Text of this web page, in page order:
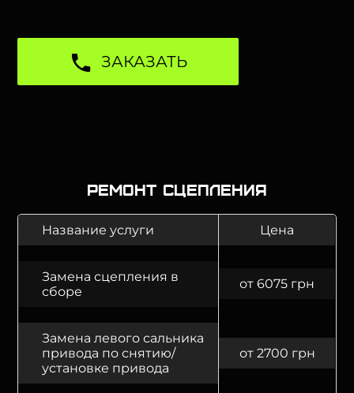
ЗАКАЗАТЬ
Ремонт сцепления
Название услуги Цена
Замена сцепления в
сборе
от 6075 грн
Замена левого сальника
привода по снятию/
установке привода
от 2700 грн